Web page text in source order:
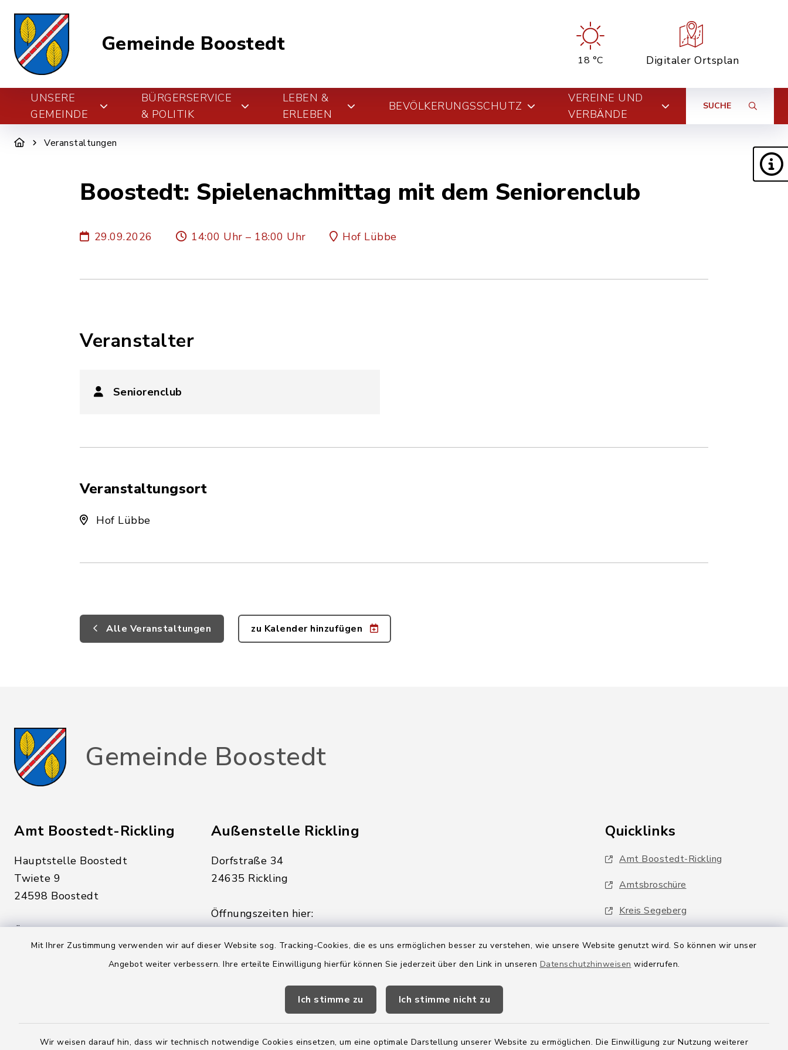
Mit Ihrer Zustimmung verwenden wir auf dieser Website sog. Tracking-Cookies, die es uns ermöglichen besser zu verstehen, wie unsere Website genutzt wird. So können wir unser
Angebot weiter verbessern. Ihre erteilte Einwilligung hierfür können Sie jederzeit über den Link in unseren Datenschutzhinweisen widerrufen.
Ich stimme zu Ich stimme nicht zu
Wir weisen darauf hin, dass wir technisch notwendige Cookies einsetzen, um eine optimale Darstellung unserer Website zu ermöglichen. Die Einwilligung zur Nutzung weiterer
Gemeinde Boostedt
18 °C Digitaler Ortsplan
UNSERE
GEMEINDE
BÜRGERSERVICE
& POLITIK
LEBEN &
ERLEBEN
BEVÖLKERUNGSSCHUTZ
VEREINE UND
VERBÄNDE
SUCHE
Veranstaltungen
Boostedt: Spielenachmittag mit dem Seniorenclub
29.09.2026 14:00 Uhr – 18:00 Uhr Hof Lübbe
Veranstalter
Seniorenclub
Veranstaltungsort
Hof Lübbe
Alle Veranstaltungen zu Kalender hinzufügen
Gemeinde Boostedt
Amt Boostedt-Rickling
Hauptstelle Boostedt
Twiete 9
24598 Boostedt
Öffnungszeiten hier:
Montag, Dienstag, Donnerstag,
14:00 - 18:00 Uhr
Außenstelle Rickling
Dorfstraße 34
24635 Rickling
Öffnungszeiten hier:
Montag, Dienstag, Donnerstag,
Freitag:
08:00 - 12:00 Uhr
sowie zusätzlich am Donnerstag:
04328 179-0
Quicklinks
Amt Boostedt-Rickling
Amtsbroschüre
Kreis Segeberg